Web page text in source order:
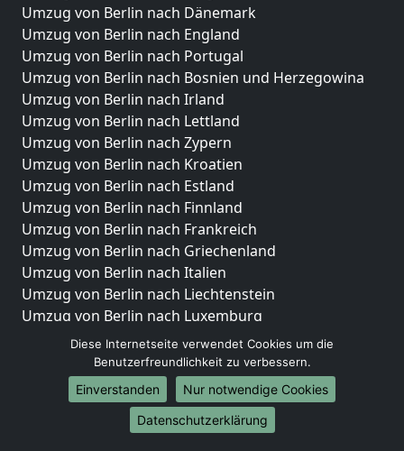
Umzug von Berlin nach Dänemark
Umzug von Berlin nach England
Umzug von Berlin nach Portugal
Umzug von Berlin nach Bosnien und Herzegowina
Umzug von Berlin nach Irland
Umzug von Berlin nach Lettland
Umzug von Berlin nach Zypern
Umzug von Berlin nach Kroatien
Umzug von Berlin nach Estland
Umzug von Berlin nach Finnland
Umzug von Berlin nach Frankreich
Umzug von Berlin nach Griechenland
Umzug von Berlin nach Italien
Umzug von Berlin nach Liechtenstein
Umzug von Berlin nach Luxemburg
Umzug von Berlin nach Niederlande
Umzug von Berlin nach Norwegen
Umzüge-Deutschlandweit
Umzug von Berlin nach Berlin
Diese Internetseite verwendet Cookies um die
Benutzerfreundlichkeit zu verbessern.
Einverstanden
Nur notwendige Cookies
Datenschutzerklärung